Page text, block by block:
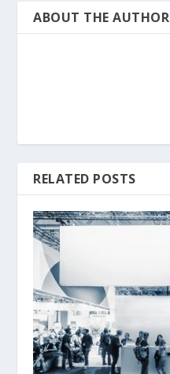
ABOUT THE AUTHOR
RELATED POSTS